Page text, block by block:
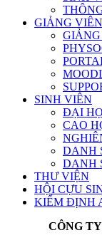
GIẢNG VIÊN
SINH VIÊN
ĐẠI
CAO
DANH
DANH
THƯ VIỆN
HỘI CỰU
KIỂM ĐỊNH
CÔNG